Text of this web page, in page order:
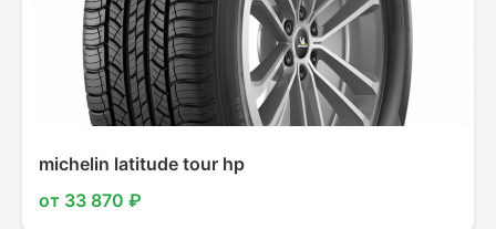
michelin latitude tour hp
от 33 870 ₽